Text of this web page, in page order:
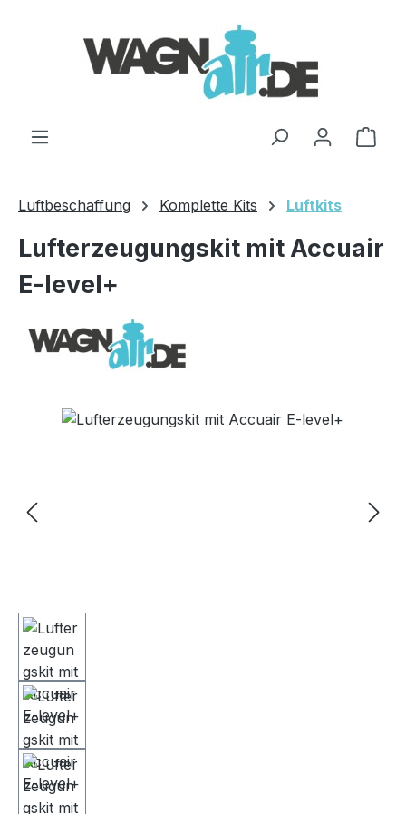
Luftbeschaffung Komplette Kits Luftkits
Lufterzeugungskit mit Accuair
E-level+
Bildergalerie überspringen